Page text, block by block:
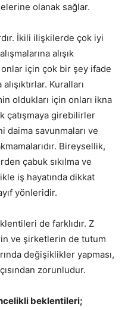
olanak sağlar.
İkili ilişkilerde çok iyi
alışık
onlar için çok bir şey ifade
Kuralları
oldukları için onları ikna
çatışmaya girebilirler
savunmaları ve
Bireysellik,
çabuk sıkılma ve
iş hayatında dikkat
yönleridir.
de farklıdır. Z
ve şirketlerin de tutum
değişiklikler yapması,
zorunludur.
beklentileri;